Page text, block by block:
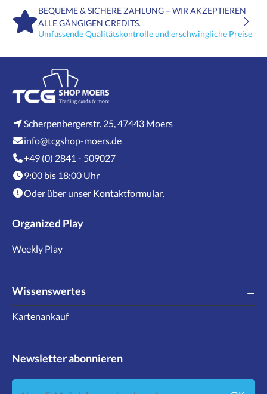
BEQUEME & SICHERE ZAHLUNG – WIR AKZEPTIEREN
ALLE GÄNGIGEN CREDITS.
Umfassende Qualitätskontrolle und erschwingliche Preise
Scherpenbergerstr. 25, 47443 Moers
info@tcgshop-moers.de
+49 (0) 2841 - 509027
9:00 bis 18:00 Uhr
Oder über unser Kontaktformular
Organized Play
Weekly Play
Wissenswertes
Kartenankauf
Newsletter abonnieren
Neue E-Mail-Adresse eingeben ...